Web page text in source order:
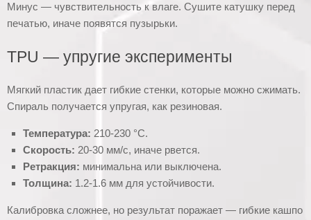
Минус — чувствительность к влаге. Сушите катушку перед
печатью, иначе появятся пузырьки.
TPU — упругие эксперименты
Мягкий пластик дает гибкие стенки, которые можно сжимать.
Спираль получается упругая, как резиновая.
Температура: 210-230 °C.
Скорость: 20-30 мм/с, иначе рвется.
Ретракция: минимальна или выключена.
Толщина: 1.2-1.6 мм для устойчивости.
Калибровка сложнее, но результат поражает — гибкие кашпо